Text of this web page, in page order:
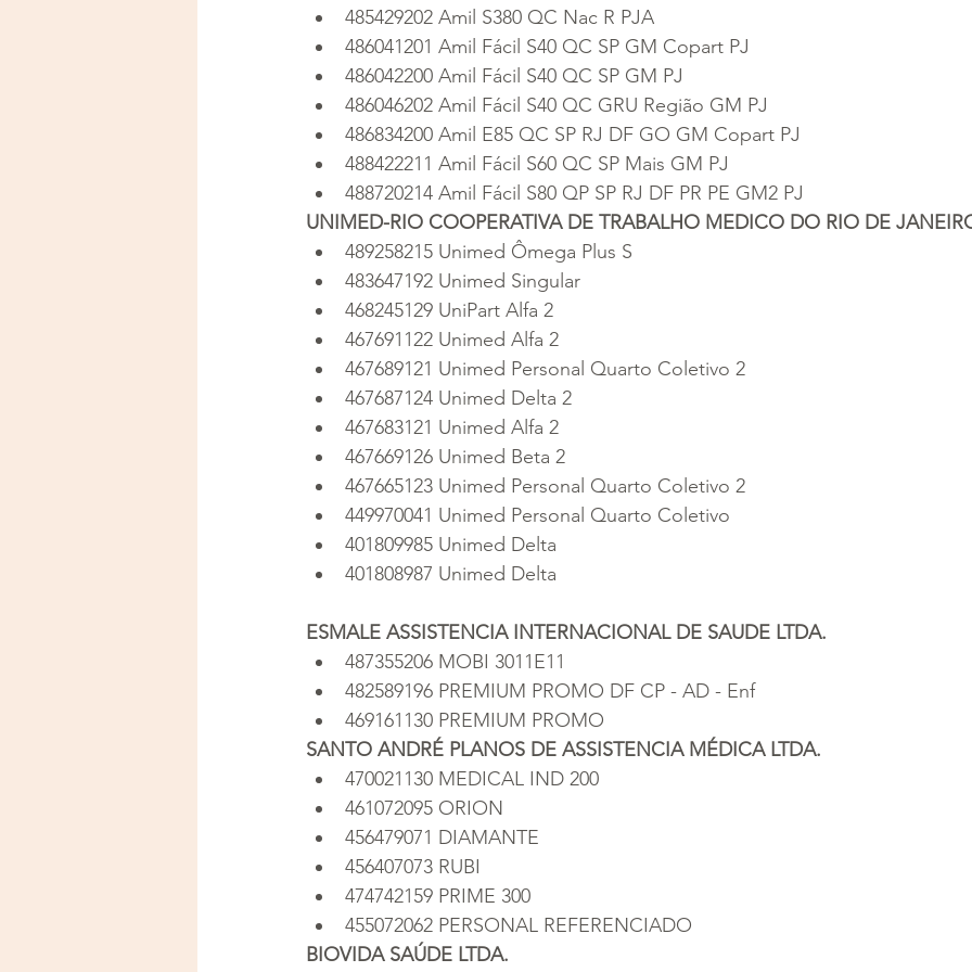
485429202 Amil S380 QC Nac R PJA
486041201 Amil Fácil S40 QC SP GM Copart PJ
486042200 Amil Fácil S40 QC SP GM PJ
486046202 Amil Fácil S40 QC GRU Região GM PJ
486834200 Amil E85 QC SP RJ DF GO GM Copart PJ
488422211 Amil Fácil S60 QC SP Mais GM PJ
488720214 Amil Fácil S80 QP SP RJ DF PR PE GM2 PJ
UNIMED-RIO COOPERATIVA DE TRABALHO MEDICO DO RIO DE
489258215 Unimed Ômega Plus S
483647192 Unimed Singular
468245129 UniPart Alfa 2
467691122 Unimed Alfa 2
467689121 Unimed Personal Quarto Coletivo 2
467687124 Unimed Delta 2
467683121 Unimed Alfa 2
467669126 Unimed Beta 2
467665123 Unimed Personal Quarto Coletivo 2
449970041 Unimed Personal Quarto Coletivo
401809985 Unimed Delta
401808987 Unimed Delta
ESMALE ASSISTENCIA INTERNACIONAL DE SAUDE LTDA.
487355206 MOBI 3011E11
482589196 PREMIUM PROMO DF CP - AD - Enf
469161130 PREMIUM PROMO
SANTO ANDRÉ PLANOS DE ASSISTENCIA MÉDICA LTDA.
470021130 MEDICAL IND 200
461072095 ORION
456479071 DIAMANTE
456407073 RUBI
474742159 PRIME 300
455072062 PERSONAL REFERENCIADO
BIOVIDA SAÚDE LTDA.